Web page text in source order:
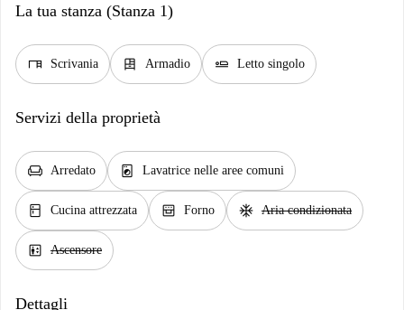
La tua stanza (Stanza 1)
desk Scrivania dresser Armadio airline_seat_flat Letto singolo
Servizi della proprietà
chair Arredato local_laundry_service Lavatrice nelle aree comuni
kitchen Cucina attrezzata oven_gen Forno ac_unit Aria condizionata
elevator Ascensore
Dettagli